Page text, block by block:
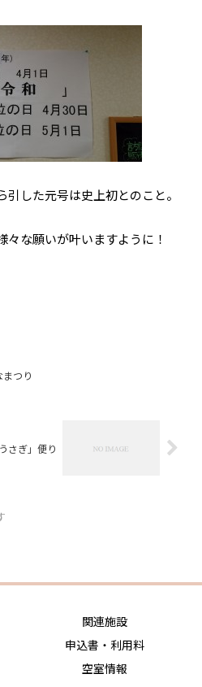
した元号は史上初とのこと。
々な願いが叶いますように！
まつり
うさぎ」便り
関連施設
申込書・利用料
空室情報